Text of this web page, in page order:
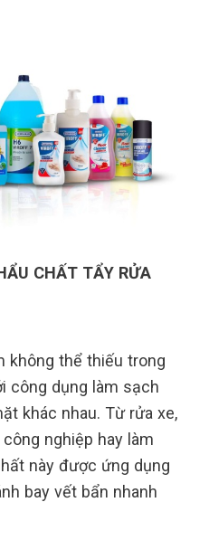
CHẤT TẨY RỬA
không thể thiếu trong
công dụng làm sạch
khác nhau. Từ rửa xe,
nghiệp hay làm
này được ứng dụng
bay vết bẩn nhanh